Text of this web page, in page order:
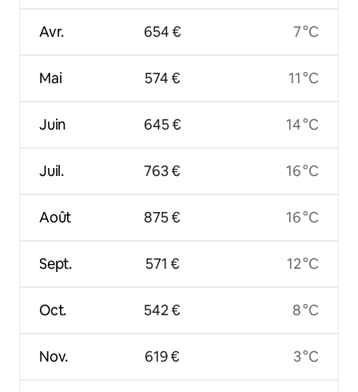
Avr.
Mai
Juin
Juil.
Août
Sept.
Oct.
Nov.
654 €
574 €
645 €
763 €
875 €
571 €
542 €
619 €
7 °C
11 °C
14 °C
16 °C
16 °C
12 °C
8 °C
3 °C